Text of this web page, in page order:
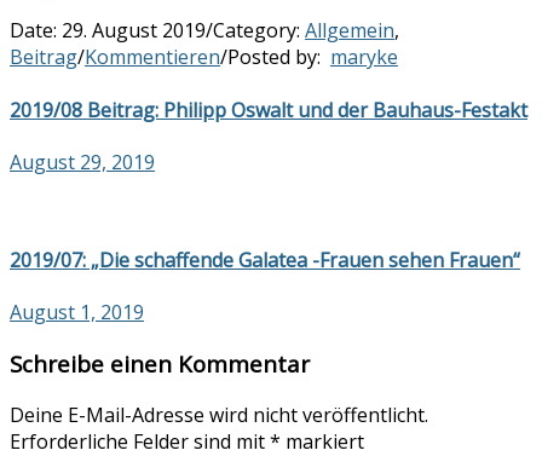
Date: 29. August 2019/Category: Allgemein,
Beitrag/Kommentieren/Posted by: maryke
2019/08 Beitrag: Philipp Oswalt und der Bauhaus-Festakt
August 29, 2019
2019/07: „Die schaffende Galatea -Frauen sehen Frauen“
August 1, 2019
Schreibe einen Kommentar
Deine E-Mail-Adresse wird nicht veröffentlicht.
Erforderliche Felder sind mit* markiert